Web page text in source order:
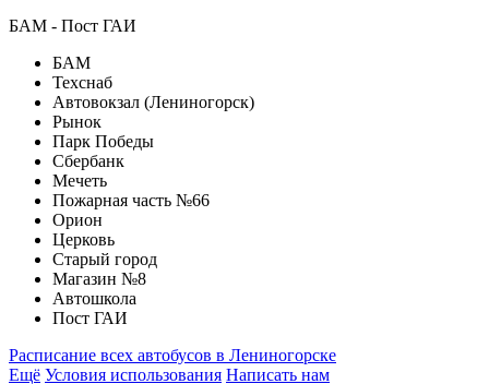
БАМ - Пост ГАИ
БАМ
Техснаб
Автовокзал (Лениногорск)
Рынок
Парк Победы
Сбербанк
Мечеть
Пожарная часть №66
Орион
Церковь
Старый город
Магазин №8
Автошкола
Пост ГАИ
Расписание всех автобусов в Лениногорске
Ещё Условия использования Написать нам